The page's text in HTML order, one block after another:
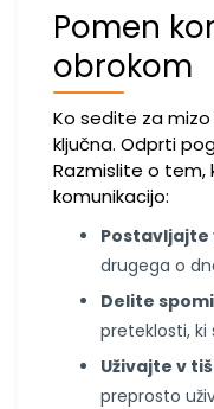
Pomen
obrokom
Ko sedite za
ključna. Odprti
Razmislite o tem,
komunikacijo:
drugega o
Delite
preteklosti, ki
Uživajte v
preprosto